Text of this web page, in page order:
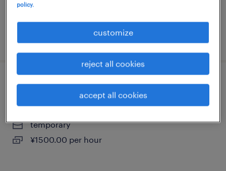
¥311,000 per month
ヘルプデスク・ユーザーサポート
北海道札幌市東区, 北海道
temporary
¥1500.00 per hour
policy.
customize
reject all cookies
accept all cookies